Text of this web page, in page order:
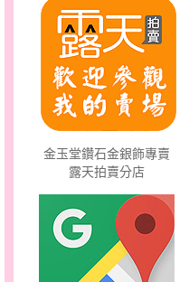
金玉堂鑽石金銀飾專賣
露天拍賣分店